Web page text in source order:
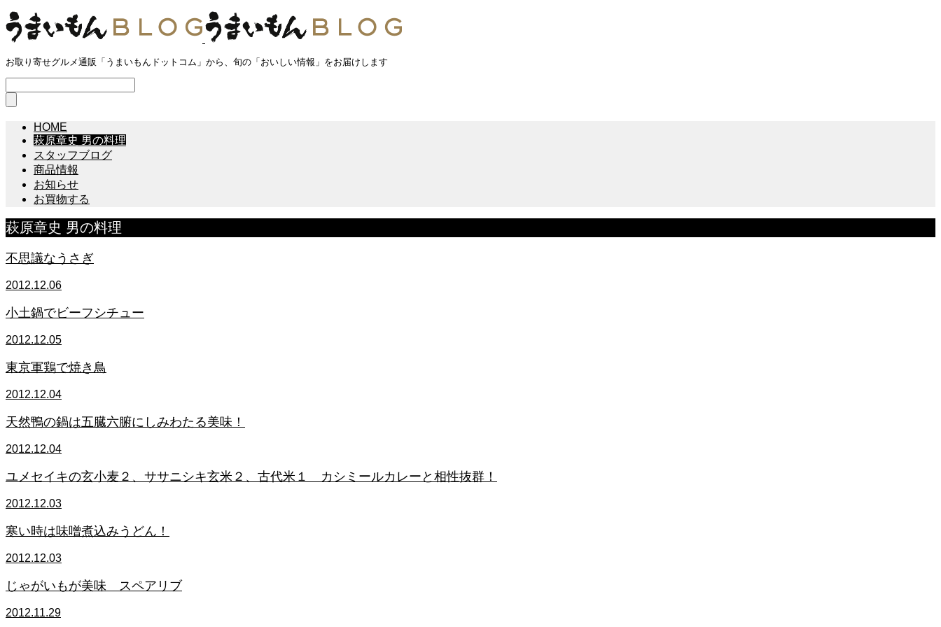
お取り寄せグルメ通販「うまいもんドットコム」から、旬の「おいしい情報」をお届けします
HOME
萩原章史 男の料理
スタッフブログ
商品情報
お知らせ
お買物する
萩原章史 男の料理
不思議なうさぎ
2012.12.06
小土鍋でビーフシチュー
2012.12.05
東京軍鶏で焼き鳥
2012.12.04
天然鴨の鍋は五臓六腑にしみわたる美味！
2012.12.04
ユメセイキの玄小麦２、ササニシキ玄米２、古代米１ カシミールカレーと相性抜群！
2012.12.03
寒い時は味噌煮込みうどん！
2012.12.03
じゃがいもが美味 スペアリブ
2012.11.29